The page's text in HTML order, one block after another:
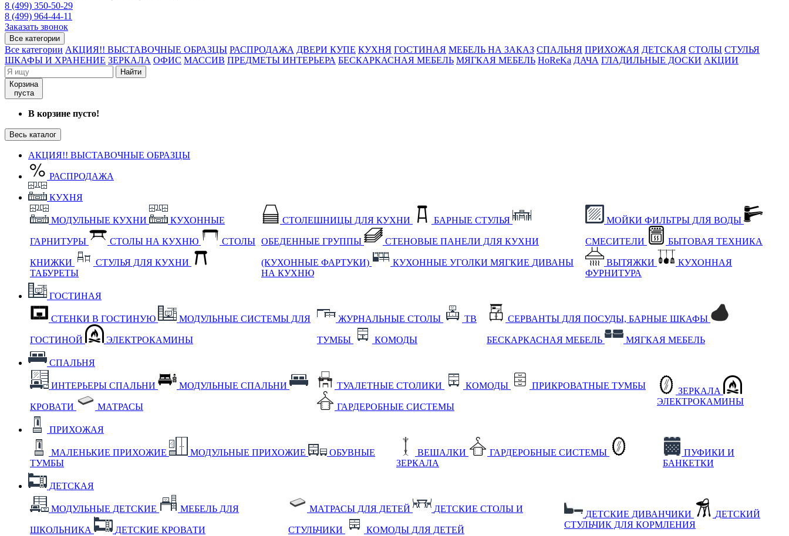
8 (499) 350-50-29
8 (499) 964-44-11
Заказать звонок
Все категории
Все категории АКЦИЯ!! ВЫСТАВОЧНЫЕ ОБРАЗЦЫ РАСПРОДАЖА ДВЕРИ КУПЕ КУХНЯ ГОСТИНАЯ МЕБЕЛЬ НА ЗАКАЗ СПАЛЬНЯ ПРИХОЖАЯ ДЕТСКАЯ СТОЛЫ СТУЛЬЯ
ШКАФЫ И ХРАНЕНИЕ ЗЕРКАЛА ОФИС МАССИВ ПРЕДМЕТЫ ИНТЕРЬЕРА БЕСКАРКАСНАЯ МЕБЕЛЬ МЯГКАЯ МЕБЕЛЬ HoReKa ДАЧА ГЛАДИЛЬНЫЕ ДОСКИ АКЦИИ
Найти
Корзина
пуста
В корзине пусто!
Весь каталог
АКЦИЯ!! ВЫСТАВОЧНЫЕ ОБРАЗЦЫ
РАСПРОДАЖА
КУХНЯ
МОДУЛЬНЫЕ КУХНИ КУХОННЫЕ
ГАРНИТУРЫ СТОЛЫ НА КУХНЮ СТОЛЫ
КНИЖКИ
СТУЛЬЯ ДЛЯ КУХНИ
ТАБУРЕТЫ
СТОЛЕШНИЦЫ ДЛЯ КУХНИ БАРНЫЕ СТУЛЬЯ
ОБЕДЕННЫЕ ГРУППЫ СТЕНОВЫЕ ПАНЕЛИ ДЛЯ КУХНИ
(КУХОННЫЕ ФАРТУКИ) КУХОННЫЕ УГОЛКИ МЯГКИЕ ДИВАНЫ
НА КУХНЮ
МОЙКИ ФИЛЬТРЫ ДЛЯ ВОДЫ
СМЕСИТЕЛИ БЫТОВАЯ ТЕХНИКА
ВЫТЯЖКИ
КУХОННАЯ
ФУРНИТУРА
ГОСТИНАЯ
СТЕНКИ В ГОСТИНУЮ МОДУЛЬНЫЕ СИСТЕМЫ ДЛЯ
ГОСТИНОЙ ЭЛЕКТРОКАМИНЫ
ЖУРНАЛЬНЫЕ СТОЛЫ ТВ
ТУМБЫ КОМОДЫ
СЕРВАНТЫ ДЛЯ ПОСУДЫ, БАРНЫЕ ШКАФЫ
БЕСКАРКАСНАЯ МЕБЕЛЬ МЯГКАЯ МЕБЕЛЬ
СПАЛЬНЯ
ИНТЕРЬЕРЫ СПАЛЬНИ МОДУЛЬНЫЕ СПАЛЬНИ
КРОВАТИ МАТРАСЫ
ТУАЛЕТНЫЕ СТОЛИКИ КОМОДЫ ПРИКРОВАТНЫЕ ТУМБЫ
ГАРДЕРОБНЫЕ СИСТЕМЫ
ЗЕРКАЛА
ЭЛЕКТРОКАМИНЫ
ПРИХОЖАЯ
МАЛЕНЬКИЕ ПРИХОЖИЕ МОДУЛЬНЫЕ ПРИХОЖИЕ
ОБУВНЫЕ
ТУМБЫ
ВЕШАЛКИ
ГАРДЕРОБНЫЕ СИСТЕМЫ
ЗЕРКАЛА
ПУФИКИ И
БАНКЕТКИ
ДЕТСКАЯ
МОДУЛЬНЫЕ ДЕТСКИЕ МЕБЕЛЬ ДЛЯ
ШКОЛЬНИКА ДЕТСКИЕ КРОВАТИ
МАТРАСЫ ДЛЯ ДЕТЕЙ ДЕТСКИЕ СТОЛЫ И
СТУЛЬЧИКИ КОМОДЫ ДЛЯ ДЕТЕЙ
ДЕТСКИЕ ДИВАНЧИКИ
ДЕТСКИЙ
СТУЛЬЧИК ДЛЯ КОРМЛЕНИЯ